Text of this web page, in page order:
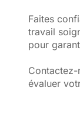
Faites
travail
pour
évaluer